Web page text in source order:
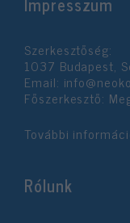
Szerkesztőség:
1037 Budapest,
Email:
Főszerkesztő:
További
Rólunk